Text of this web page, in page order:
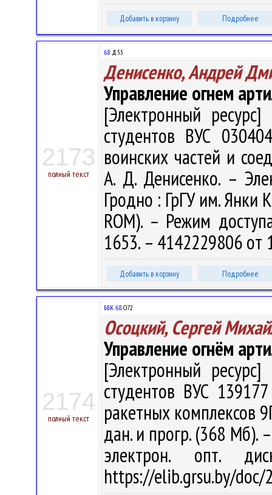
Добавить в корзину Подробнее
2173
полный текст
68 Д33
Денисенко, Андрей
Управление огнем
[Электронный
студентов ВУС
воинских частей и
А. Д. Денисенко. –
Гродно : ГрГУ им. Янки
ROM). – Режим
1653. – 4142229806 от
Добавить в корзину Подробнее
2174
полный текст
ББК 68.О72
Осоцкий, Сергей
Управление огнём
[Электронный
студентов ВУС
ракетных комплексов
дан. и прогр. (368 Мб).
электрон. опт.
https://elib.grsu.by/doc/